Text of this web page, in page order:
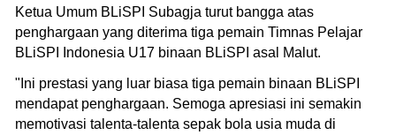
Ketua Umum BLiSPI Subagja turut bangga atas
penghargaan yang diterima tiga pemain Timnas Pelajar
BLiSPI Indonesia U17 binaan BLiSPI asal Malut.
"Ini prestasi yang luar biasa tiga pemain binaan BLiSPI
mendapat penghargaan. Semoga apresiasi ini semakin
memotivasi talenta-talenta sepak bola usia muda di